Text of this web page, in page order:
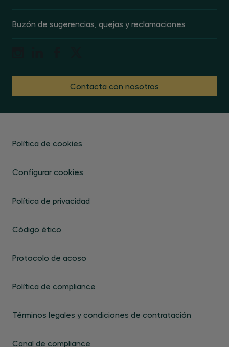
Buzón de sugerencias, quejas y reclamaciones
Contacta con nosotros
Política de cookies
Configurar cookies
Política de privacidad
Código ético
Protocolo de acoso
Política de compliance
Términos legales y condiciones de contratación
Canal de compliance